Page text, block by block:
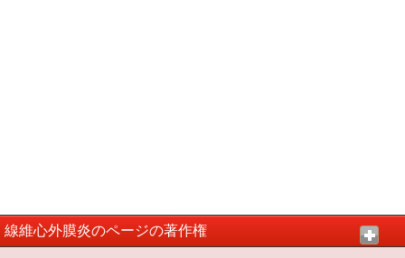
線維心外膜炎のページの著作権